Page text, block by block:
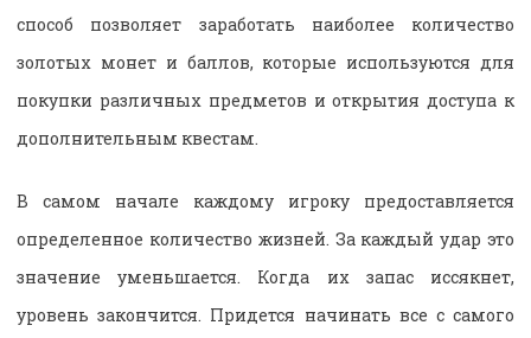
способ позволяет заработать наиболее количество
золотых монет и баллов, которые используются для
покупки различных предметов и открытия доступа к
дополнительным квестам.
В самом начале каждому игроку предоставляется
определенное количество жизней. За каждый удар это
значение уменьшается. Когда их запас иссякнет,
уровень закончится. Придется начинать все с самого